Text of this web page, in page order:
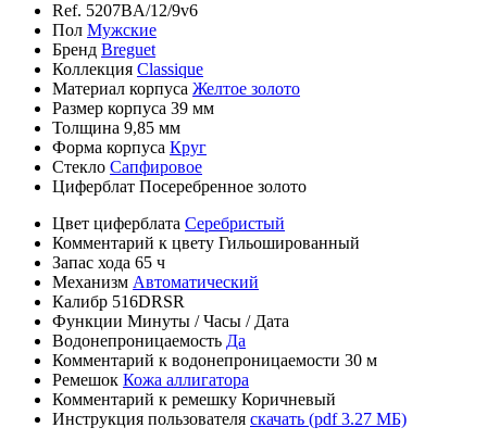
Ref. 5207BA/12/9v6
Пол Мужские
Бренд Breguet
Коллекция Classique
Материал корпуса Желтое золото
Размер корпуса 39 мм
Толщина 9,85 мм
Форма корпуса Круг
Стекло Сапфировое
Циферблат Посеребренное золото
Цвет циферблата Серебристый
Комментарий к цвету Гильошированный
Запас хода 65 ч
Механизм Автоматический
Калибр 516DRSR
Функции Минуты /Часы / Дата
Водонепроницаемость Да
Комментарий к водонепроницаемости 30 м
Ремешок Кожа аллигатора
Комментарий к ремешку Коричневый
Инструкция пользователя скачать (pdf 3.27 МБ)